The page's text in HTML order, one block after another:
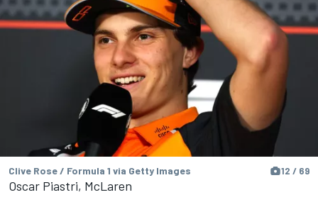
Clive Rose / Formula 1 via Getty Images 12 / 69
Oscar Piastri, McLaren